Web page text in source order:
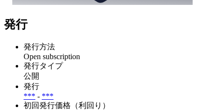
発行
発行方法
Open subscription
発行タイプ
公開
発行
*** - ***
初回発行価格（利回り）